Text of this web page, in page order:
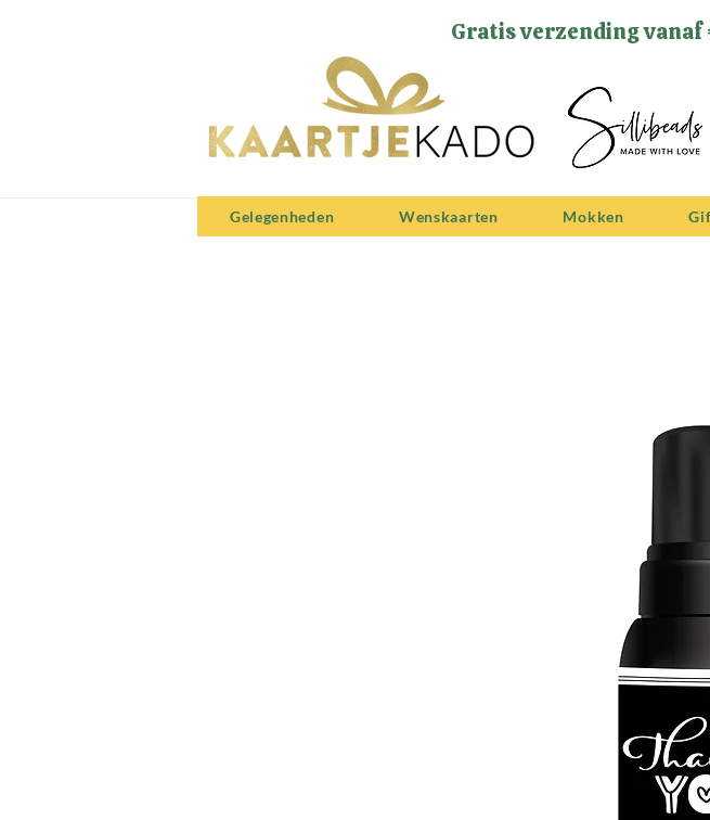
Gratis verzending
Gelegenheden Wenskaarten Mokken